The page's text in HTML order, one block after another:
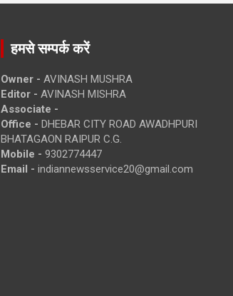
हमसे सम्पर्क करें
Owner - AVINASH MUSHRA
Editor - AVINASH MISHRA
Associate -
Office - DHEBAR CITY ROAD AWADHPURI
BHATAGAON RAIPUR C.G.
Mobile - 9302774447
Email - indiannewsservice20@gmail.com